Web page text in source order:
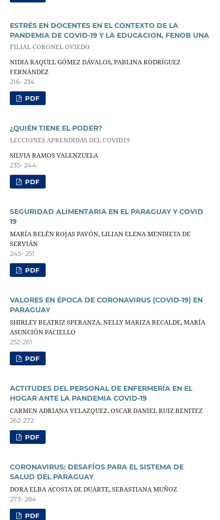
ESTRÉS EN DOCENTES EN EL CONTEXTO DE LA
PANDEMIA DE COVID-19 Y LA EDUCACION, FENOB UNA
FILIAL CORONEL OVIEDO
NIDIA RAQUEL GÓMEZ DÁVALOS, PABLINA RODRÍGUEZ
FERNÁNDEZ
216- 234
PDF
¿QUIÉN TIENE EL PODER?
LECCIONES APRENDIDAS DEL COVID19
SILVIA RAMOS VALENZUELA
235- 244
PDF
SEGURIDAD ALIMENTARIA EN EL PARAGUAY Y COVID
19
MARÍA BELÉN ROJAS PAVÓN, LILIAN ELENA MENDIETA DE
SERVIÁN
245- 251
PDF
VALORES EN ÉPOCA DE CORONAVIRUS (COVID-19) EN
PARAGUAY
SHIRLEY BEATRIZ SPERANZA, NELLY MARIZA RECALDE, MARÍA
ASUNCIÓN PACIELLO
252-261
PDF
ACTITUDES DEL PERSONAL DE ENFERMERÍA EN EL
HOGAR ANTE LA PANDEMIA COVID-19
CARMEN ADRIANA VELAZQUEZ, OSCAR DANIEL RUIZ BENITEZ
262-272
PDF
CORONAVIRUS: DESAFÍOS PARA EL SISTEMA DE
SALUD DEL PARAGUAY
DORA ELBA ACOSTA DE DUARTE, SEBASTIANA MUÑOZ
273- 284
PDF